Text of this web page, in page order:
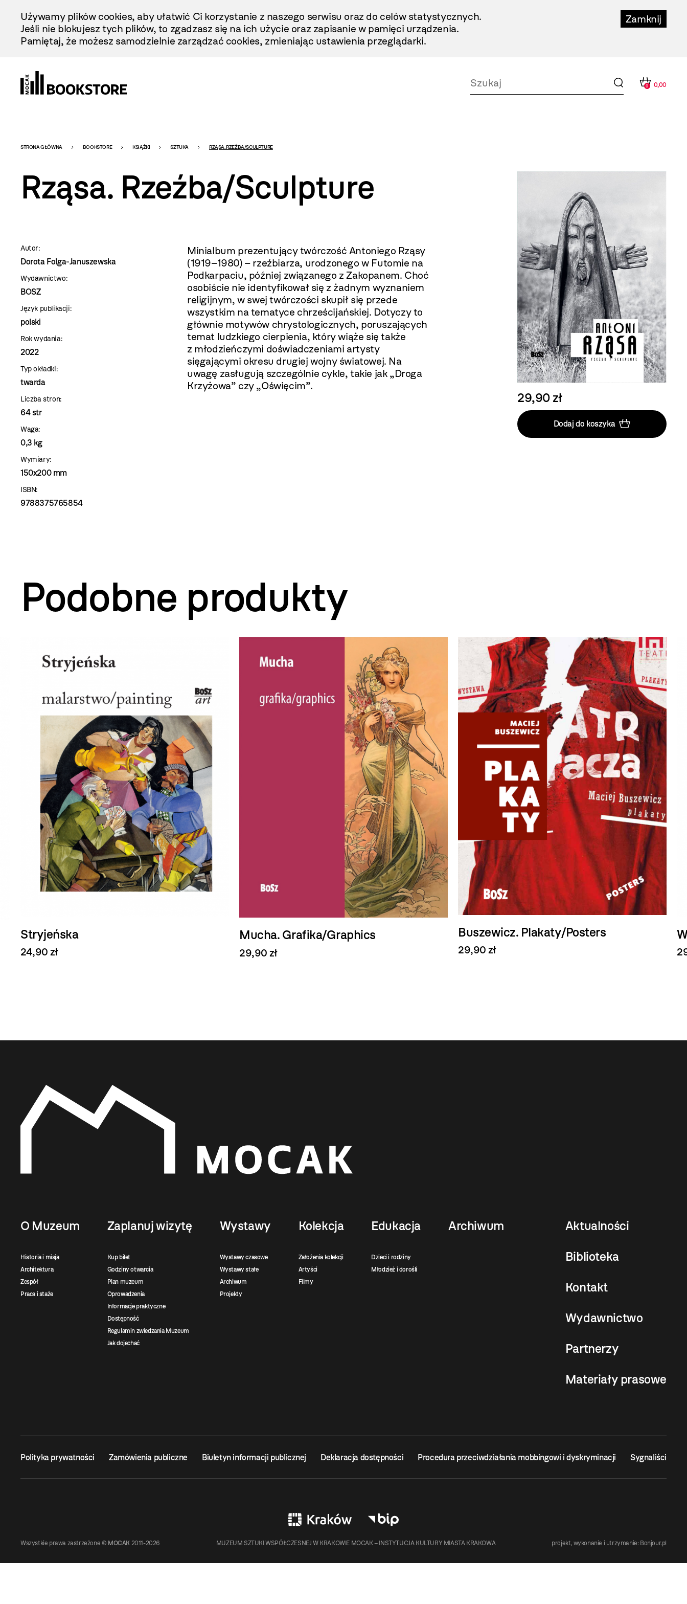
Treści
Zamknij
Używamy plików cookies, aby ułatwić Ci korzystanie z naszego serwisu oraz do celów statystycznych.
Jeśli nie blokujesz tych plików, to zgadzasz się na ich użycie oraz zapisanie w pamięci urządzenia.
Pamiętaj, że możesz samodzielnie zarządzać cookies, zmieniając ustawienia przeglądarki.
0 0,00
Bookstore
-
szablon
szczegóły
STRONA GŁÓWNA BOOKSTORE KSIĄŻKI SZTUKA RZĄSA. RZEŹBA/SCULPTURE
Rząsa. Rzeźba/Sculpture
Autor:
Dorota Folga-Januszewska
Wydawnictwo:
BOSZ
Język publikacji:
polski
Rok wydania:
2022
Typ okładki:
twarda
Liczba stron:
64 str
Waga:
0,3 kg
Wymiary:
150x200 mm
ISBN:
9788375765854
Minialbum prezentujący twórczość Antoniego Rząsy
(1919–1980) – rzeźbiarza, urodzonego w Futomie na
Podkarpaciu, później związanego z Zakopanem. Choć
osobiście nie identyfikował się z żadnym wyznaniem
religijnym, w swej twórczości skupił się przede
wszystkim na tematyce chrześcijańskiej. Dotyczy to
głównie motywów chrystologicznych, poruszających
temat ludzkiego cierpienia, który wiąże się także
z młodzieńczymi doświadczeniami artysty
sięgającymi okresu drugiej wojny światowej. Na
uwagę zasługują szczególnie cykle, takie jak „Droga
Krzyżowa” czy „Oświęcim”.
29,90 zł
Dodaj do koszyka
Podobne produkty
Stryjeńska
24,90 zł
Mucha. Grafika/Graphics
29,90 zł
Buszewicz. Plakaty/Posters
29,90 zł
O Muzeum
Historia i misja
Architektura
Zespół
Praca i staże
Zaplanuj wizytę
Kup bilet
Godziny otwarcia
Plan muzeum
Oprowadzenia
Informacje praktyczne
Dostępność
Regulamin zwiedzania Muzeum
Jak dojechać
Wystawy
Wystawy czasowe
Wystawy stałe
Archiwum
Projekty
Kolekcja
Założenia kolekcji
Artyści
Filmy
Edukacja
Dzieci i rodziny
Młodzież i dorośli
Archiwum Aktualności
Biblioteka
Kontakt
Wydawnictwo
Partnerzy
Materiały prasowe
Polityka prywatności Zamówienia publiczne Biuletyn informacji publicznej Deklaracja dostępności Procedura przeciwdziałania mobbingowi i dyskryminacji Sygnaliści
Wszystkie prawa zastrzeżone © MOCAK 2011-2026 MUZEUM SZTUKI WSPÓŁCZESNEJ W KRAKOWIE MOCAK – INSTYTUCJA KULTURY MIASTA KRAKOWA projekt, wykonanie i utrzymanie: Bonjour.pl